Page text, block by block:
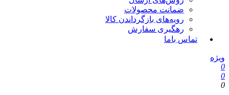
ضمانت محصولات
رویه‌های بازگرداندن کالا
رهگیری سفارش
تماس باما